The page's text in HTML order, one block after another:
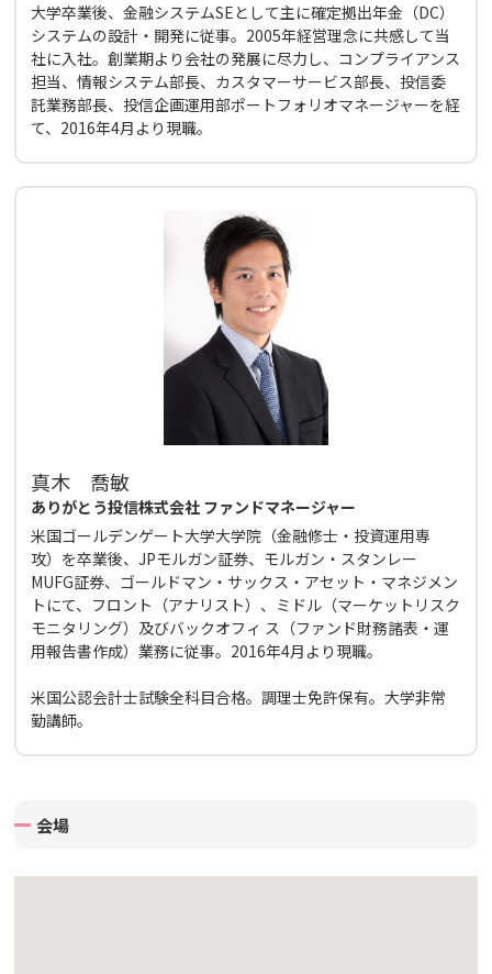
大学卒業後、金融システムSEとして主に確定拠出年金（DC）
システムの設計・開発に従事。2005年経営理念に共感して当
社に入社。創業期より会社の発展に尽力し、コンプライアンス
担当、情報システム部長、カスタマーサービス部長、投信委
託業務部長、投信企画運用部ポートフォリオマネージャーを経
て、2016年4月より現職。
真木 喬敏
ありがとう投信株式会社 ファンドマネージャー
米国ゴールデンゲート大学大学院（金融修士・投資運用専
攻）を卒業後、JPモルガン証券、モルガン・スタンレー
MUFG証券、ゴールドマン・サックス・アセット・マネジメン
トにて、フロント（アナリスト）、ミドル（マーケットリスク
モニタリング）及びバックオフィ ス（ファンド財務諸表・運
用報告書作成）業務に従事。2016年4月より現職。
米国公認会計士試験全科目合格。調理士免許保有。大学非常
勤講師。
会場